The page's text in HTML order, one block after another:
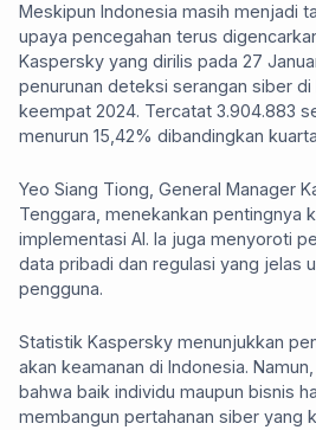
Meskipun Indonesia masih menjadi
upaya pencegahan terus
Kaspersky yang dirilis pada 27
penurunan deteksi serangan siber
keempat 2024. Tercatat 3.904.883
menurun 15,42% dibandingkan
Yeo Siang Tiong, General Manager
Tenggara, menekankan pentingnya
implementasi AI. Ia juga menyoroti
data pribadi dan regulasi yang jelas
pengguna.
Statistik Kaspersky menunjukkan
akan keamanan di Indonesia.
bahwa baik individu maupun bisnis
membangun pertahanan siber yang